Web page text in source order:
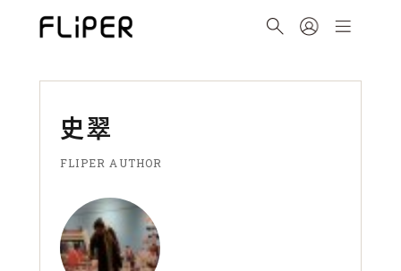
史翠
FLIPER AUTHOR